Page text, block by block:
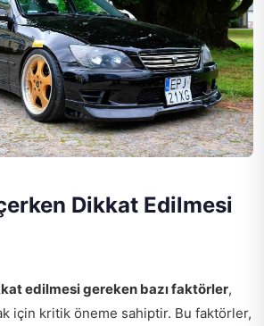
Dikkat Edilmesi
edilmesi gereken bazı faktörler,
için kritik öneme sahiptir. Bu faktörler,